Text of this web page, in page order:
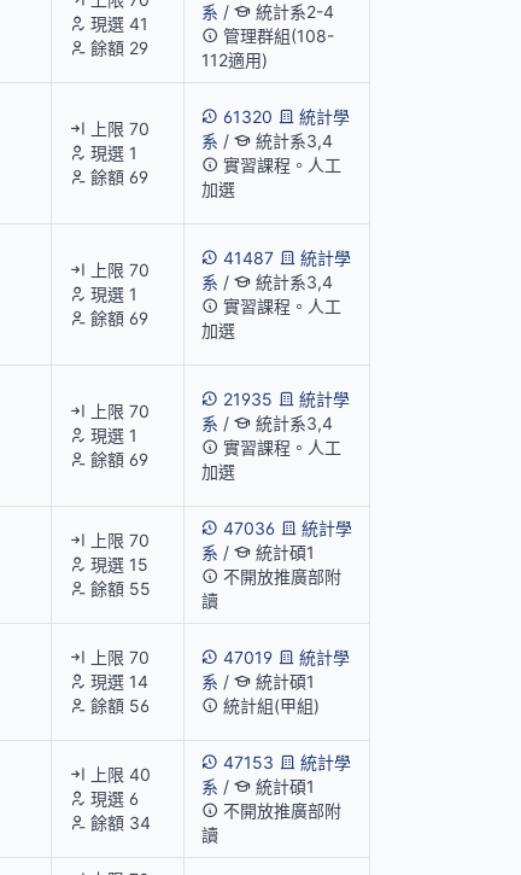
現選 41
餘額 29
系 /
統計系2-4
管理群組(108-
112適用)
上限 70
現選 1
餘額 69
61320
統計學
系 /
統計系3,4
實習課程。人工
加選
上限 70
現選 1
餘額 69
41487
統計學
系 /
統計系3,4
實習課程。人工
加選
上限 70
現選 1
餘額 69
21935
統計學
系 /
統計系3,4
實習課程。人工
加選
上限 70
現選 15
餘額 55
47036
統計學
系 /
統計碩1
不開放推廣部附
讀
上限 70
現選 14
餘額 56
47019
統計學
系 /
統計碩1
統計組(甲組)
上限 40
現選 6
餘額 34
47153
統計學
系 /
統計碩1
不開放推廣部附
讀